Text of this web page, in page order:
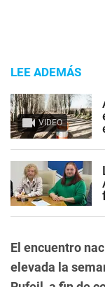
LEE ADEMÁS
VIDEO
El encuentro
elevada la